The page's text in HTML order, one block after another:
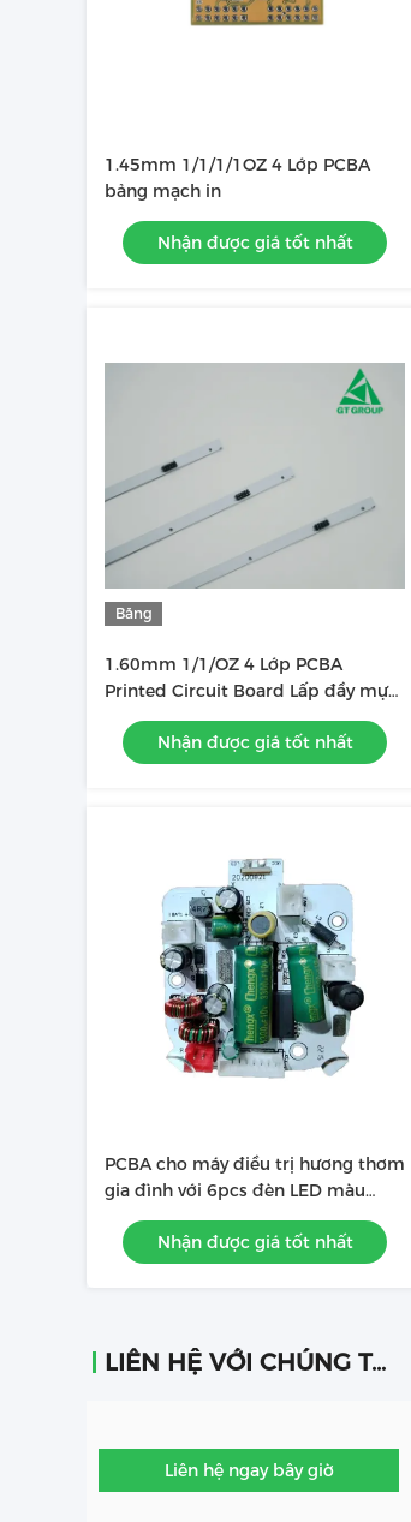
1.45mm 1/1/1/1OZ 4 Lớp PCBA
bảng mạch in
Nhận được giá tốt nhất
Băng
1.60mm 1/1/OZ 4 Lớp PCBA
Printed Circuit Board Lấp đầy mực
được sử dụng trong thanh đèn LED
Nhận được giá tốt nhất
PCBA cho máy điều trị hương thơm
gia đình với 6pcs đèn LED màu
vàng nóng
Nhận được giá tốt nhất
LIÊN HỆ VỚI CHÚNG TÔI
Liên hệ ngay bây giờ